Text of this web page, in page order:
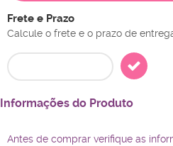
Frete e Prazo
Calcule o frete e o prazo de
Informações do Produto
Antes de comprar verifique as